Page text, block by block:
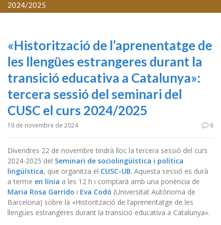
2024/2025
«Historització de l’aprenentatge de
les llengües estrangeres durant la
transició educativa a Catalunya»:
tercera sessió del seminari del
CUSC el curs 2024/2025
19 de novembre de 2024 0
Divendres 22 de novembre tindrà lloc la tercera sessió del curs
2024-2025 del Seminari de sociolingüística i política
lingüística, que organitza el CUSC-UB. Aquesta sessió es durà
a terme en línia a les 12 h i comptarà amb una ponència de
Maria Rosa Garrido i Eva Codó (Universitat Autònoma de
Barcelona) sobre la «Historització de l’aprenentatge de les
llengües estrangeres durant la transició educativa a Catalunya».